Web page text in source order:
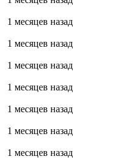
1 месяцев назад
1 месяцев назад
1 месяцев назад
1 месяцев назад
1 месяцев назад
1 месяцев назад
1 месяцев назад